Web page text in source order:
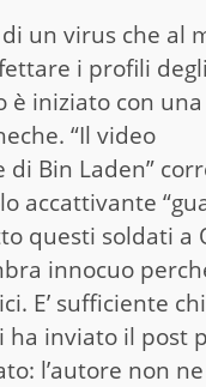
un virus che al
i profili
è iniziato con
“Il video
di Bin Laden”
accattivante
questi soldati a
innocuo
E’ sufficiente
ha inviato il post
l’autore non